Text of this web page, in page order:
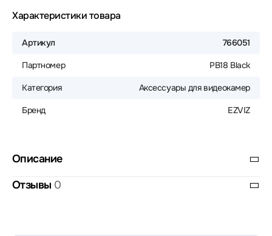
Характеристики товара
Артикул 766051
Партномер PB18 Black
Категория Аксессуары для видеокамер
Бренд EZVIZ
Описание
Отзывы 0